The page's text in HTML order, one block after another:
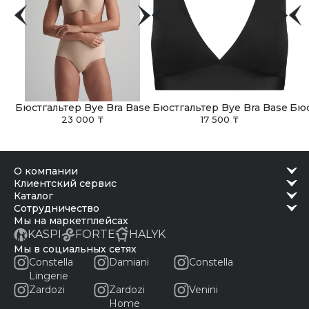
Бюстгальтер Bye Bra Base
23 000 ₸
Бюстгальтер Bye Bra Base
17 500 ₸
о компании
клиентский сервис
каталог
сотрудничество
Мы на маркетплейсах
KASPI FORTE HALYK
Мы в социальных сетях
Constella
Lingerie
Damiani Constella
Zardozi
Zardozi
Home
Venini